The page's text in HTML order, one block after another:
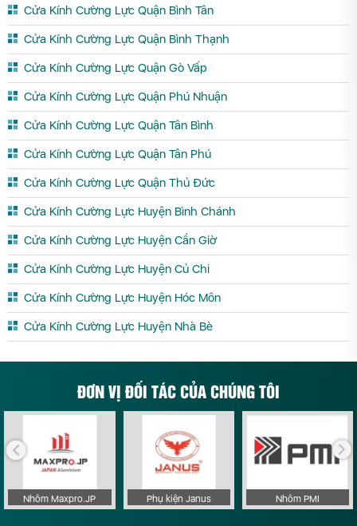
Cửa Kính Cường Lực Quận Bình Tân
Cửa Kính Cường Lực Quận Bình Thạnh
Cửa Kính Cường Lực Quận Gò Vấp
Cửa Kính Cường Lực Quận Phú Nhuận
Cửa Kính Cường Lực Quận Tân Bình
Cửa Kính Cường Lực Quận Tân Phú
Cửa Kính Cường Lực Quận Thủ Đức
Cửa Kính Cường Lực Huyện Bình Chánh
Cửa Kính Cường Lực Huyện Cần Giờ
Cửa Kính Cường Lực Huyện Củ Chi
Cửa Kính Cường Lực Huyện Hóc Môn
Cửa Kính Cường Lực Huyện Nhà Bè
ĐƠN VỊ ĐỐI TÁC CỦA CHÚNG TÔI
Nhôm Maxpro.JP Phụ kiện Janus Nhôm PMI